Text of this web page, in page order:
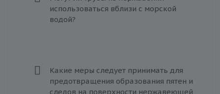
использоваться вблизи с морской
водой?
Какие меры следует принимать для
предотвращения образования пятен и
следов на поверхности нержавеющей